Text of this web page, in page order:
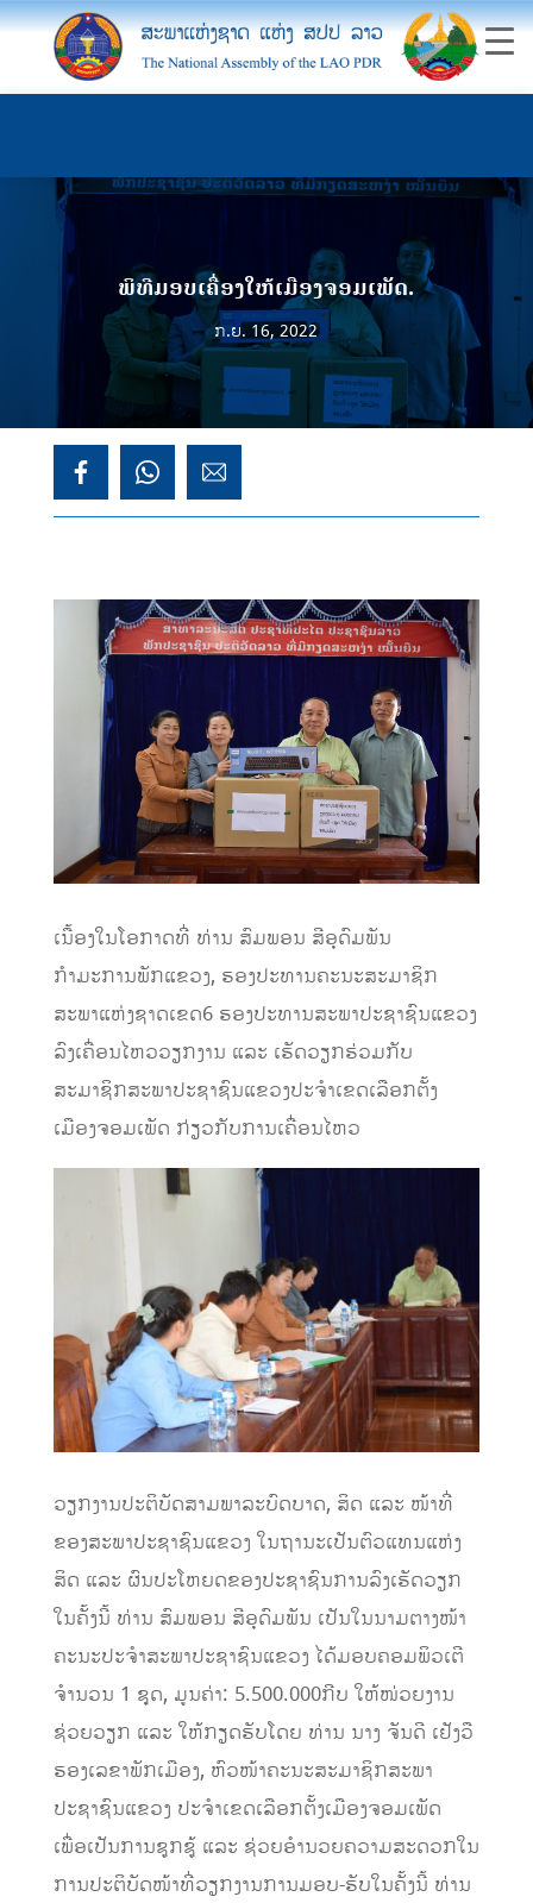
ພິທີມອບເຄື່ອງໃຫ້ເມືອງຈອມເພັດ.
ກ.ຍ. 16, 2022
ເນື້ອງໃນໂອກາດທີ່ ທ່ານ ສົມພອນ ສີອຸດົມພັນ
ກຳມະການພັກແຂວງ, ຮອງປະທານຄະນະສະມາຊິກ
ສະພາແຫ່ງຊາດເຂດ6 ຮອງປະທານສະພາປະຊາຊົນແຂວງ
ລົງເຄື່ອນໄຫວວຽກງານ ແລະ ເຮັດວຽກຮ່ວມກັບ
ສະມາຊິກສະພາປະຊາຊົນແຂວງປະຈໍາເຂດເລືອກຕັ້ງ
ເມືອງຈອມເພັດ ກ່ຽວກັບການເຄື່ອນໄຫວ
ວຽກງານປະຕິບັດສາມພາລະບົດບາດ, ສິດ ແລະ ໜ້າທີ່
ຂອງສະພາປະຊາຊົນແຂວງ ໃນຖານະເປັນຕົວແທນແຫ່ງ
ສິດ ແລະ ຜົນປະໂຫຍດຂອງປະຊາຊົນການລົງເຮັດວຽກ
ໃນຄັ້ງນີ້ ທ່ານ ສົມພອນ ສີອຸດົມພັນ ເປັນໃນນາມຕາງໜ້າ
ຄະນະປະຈໍາສະພາປະຊາຊົນແຂວງ ໄດ້ມອບຄອມພິວເຕີ
ຈໍານວນ 1 ຊຸດ, ມູນຄ່າ: 5.500.000ກີບ ໃຫ້ໜ່ວຍງານ
ຊ່ວຍວຽກ ແລະ ໃຫ້ກຽດຮັບໂດຍ ທ່ານ ນາງ ຈັນດີ ເຢັງວື
ຮອງເລຂາພັກເມືອງ, ຫົວໜ້າຄະນະສະມາຊິກສະພາ
ປະຊາຊົນແຂວງ ປະຈໍາເຂດເລືອກຕັ້ງເມືອງຈອມເພັດ
ເພື່ອເປັນການຊູກຊູ້ ແລະ ຊ່ວຍອໍານວຍຄວາມສະດວກໃນ
ການປະຕິບັດໜ້າທີ່ວຽກງານການມອບ-ຮັບໃນຄັ້ງນີ້ ທ່ານ